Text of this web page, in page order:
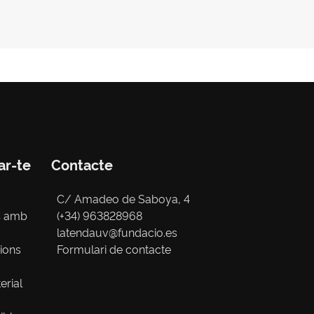
te
amb
Contacte
C/ Amadeo de Saboya, 4
(+34) 963828968
latendauv@fundacio.es
Formulari de contacte